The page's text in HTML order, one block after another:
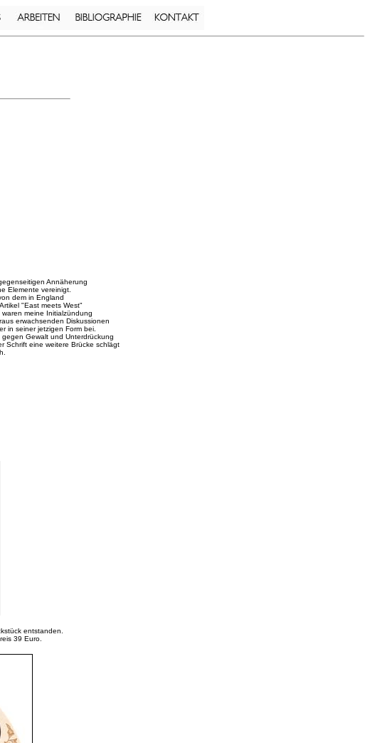
Annäherung
Elemente vereinigt.
dem in England
"East meets West"
meine Initialzündung
erwachsenden Diskussionen
in seiner jetzigen Form bei.
Gewalt und Unterdrückung
Schrift eine weitere Brücke schlägt
entstanden.
39 Euro.